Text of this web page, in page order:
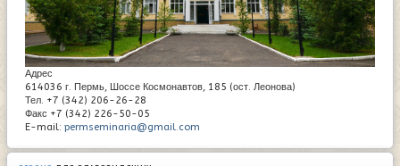
Адрес
614036 г. Пермь, Шоссе Космонавтов, 185 (ост. Леонова)
Тел. +7 (342) 206-26-28
Факс +7 (342) 226-50-05
E-mail: permseminaria@gmail.com